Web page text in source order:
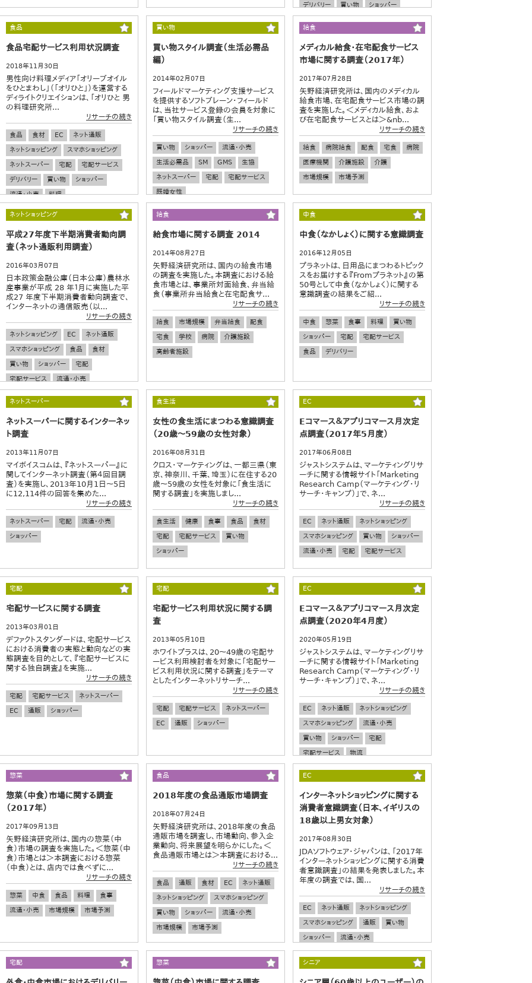
デリバリー
買い物
ショッパー
食品
食品宅配サービス利用状況調査
2018年11月30日
男性向け料理メディア「オリーブオイル
をひとまわし」（「オリひと」）を運営する
ディライトクリエイションは、「オリひと 男
の料理研究所...
リサーチの続き
食品 食材 EC
ネット通販
ネットショッピング
スマホショッピング
ネットスーパー
宅配
宅配サービス
デリバリー
買い物
ショッパー
流通・小売
料理
買い物
買い物スタイル調査（生活必需品
編）
2014年02月07日
フィールドマーケティング支援サービス
を提供するソフトブレーン・フィールド
は、当社サービス登録の会員を対象に
「買い物スタイル調査（生...
リサーチの続き
買い物 ショッパー
流通・小売
生活必需品
SM GMS
生協
ネットスーパー
宅配
宅配サービス
既婚女性
給食
メディカル給食・在宅配食サービス
市場に関する調査（2017年）
2017年07月28日
矢野経済研究所は、国内のメディカル
給食市場、在宅配食サービス市場の調
査を実施した。＜メディカル給食、およ
び在宅配食サービスとは＞&nb...
リサーチの続き
給食 病院給食 配食 宅食
病院
医療機関
介護施設
介護
市場規模
市場予測
ネットショッピング
平成27年度下半期消費者動向調
査（ネット通販利用調査）
2016年03月07日
日本政策金融公庫（日本公庫）農林水
産事業が平成 28 年１月に実施した平
成27 年度下半期消費者動向調査で、
インターネットの通信販売（以...
リサーチの続き
ネットショッピング EC
ネット通販
スマホショッピング
食品
食材
買い物
ショッパー
宅配
宅配サービス
流通・小売
給食
給食市場に関する調査 2014
2014年08月27日
矢野経済研究所は、国内の給食市場
の調査を実施した。本調査における給
食市場とは、事業所対面給食、弁当給
食（事業所弁当給食と在宅配食サ...
リサーチの続き
給食 市場規模 弁当給食
配食
宅食
学校 病院
介護施設
高齢者施設
中食
中食（なかしょく）に関する意識調査
2016年12月05日
プラネットは、日用品にまつわるトピック
スをお届けする『Fromプラネット』の第
50号として中食（なかしょく）に関する
意識調査の結果をご紹...
リサーチの続き
中食 惣菜 食事 料理
買い物
ショッパー
宅配
宅配サービス
食品
デリバリー
ネットスーパー
ネットスーパーに関するインターネッ
ト調査
2013年11月07日
マイボイスコムは、『ネットスーパー』に
関してインターネット調査（第４回目調
査）を実施し、2013年10月1日～5日
に12,114件の回答を集めた...
リサーチの続き
ネットスーパー 宅配
流通・小売
ショッパー
食生活
女性の食生活にまつわる意識調査
（20歳～59歳の女性対象）
2016年08月31日
クロス・マーケティングは、一都三県（東
京、神奈川、千葉、埼玉）に在住する20
歳～59歳の女性を対象に「食生活に
関する調査」を実施しまし...
リサーチの続き
食生活 健康 食事 食品
食材
宅配
宅配サービス
買い物
ショッパー
EC
Eコマース＆アプリコマース月次定
点調査（2017年5月度）
2017年06月08日
ジャストシステムは、マーケティングリサ
ーチに関する情報サイト「Marketing
Research Camp（マーケティング・リ
サーチ・キャンプ）」で、ネ...
リサーチの続き
EC ネット通販
ネットショッピング
スマホショッピング
買い物
ショッパー
流通・小売
宅配 宅配サービス
宅配
宅配サービスに関する調査
2013年03月01日
デファクトスタンダードは、宅配サービス
における消費者の実態と動向などの実
態調査を目的として、『宅配サービスに
関する独自調査』を実施...
リサーチの続き
宅配 宅配サービス
ネットスーパー
EC
通販 ショッパー
宅配
宅配サービス利用状況に関する調
査
2013年05月10日
ホワイトプラスは、20～49歳の宅配サ
ービス利用検討者を対象に「宅配サー
ビス利用状況に関する調査」をテーマ
としたインターネットリサーチ...
リサーチの続き
宅配 宅配サービス
ネットスーパー
EC
通販 ショッパー
EC
Eコマース＆アプリコマース月次定
点調査（2020年4月度）
2020年05月19日
ジャストシステムは、マーケティングリサ
ーチに関する情報サイト「Marketing
Research Camp（マーケティング・リ
サーチ・キャンプ）」で、ネ...
リサーチの続き
EC ネット通販
ネットショッピング
スマホショッピング
流通・小売
買い物
ショッパー
宅配
宅配サービス
物流
惣菜
惣菜（中食）市場に関する調査
（2017年）
2017年09月13日
矢野経済研究所は、国内の惣菜（中
食）市場の調査を実施した。＜惣菜（中
食）市場とは＞本調査における惣菜
（中食）とは、店内では食べずに...
リサーチの続き
惣菜 中食 食品 料理
食事
流通・小売
市場規模 市場予測
食品
2018年度の食品通販市場調査
2018年07月24日
矢野経済研究所は、2018年度の食品
通販市場を調査し、市場動向、参入企
業動向、将来展望を明らかにした。＜
食品通販市場とは＞本調査における...
リサーチの続き
食品 通販 食材 EC
ネット通販
ネットショッピング
スマホショッピング
買い物
ショッパー
流通・小売
市場規模
市場予測
EC
インターネットショッピングに関する
消費者意識調査（日本、イギリスの
18歳以上男女対象）
2017年08月30日
JDAソフトウェア・ジャパンは、「2017年
インターネットショッピングに関する消費
者意識調査」の結果を発表しました。本
年度の調査では、国...
リサーチの続き
EC ネット通販
ネットショッピング
スマホショッピング
通販
買い物
ショッパー
流通・小売
オムニチャネル
宅配
グローバル調査
宅配 惣菜 シニア